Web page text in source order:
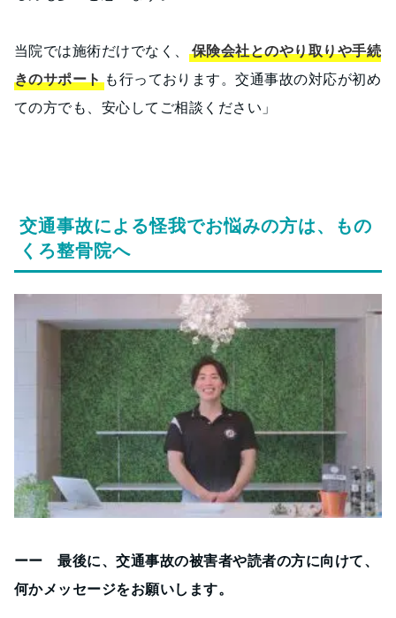
当院では施術だけでなく、
保険会社とのやり取りや手続
きのサポート も行っております。交通事故の対応が初め
ての方でも、安心してご相談ください」
交通事故による怪我でお悩みの方は、もの
くろ整骨院へ
ーー 最後に、交通事故の被害者や読者の方に向けて、
何かメッセージをお願いします。